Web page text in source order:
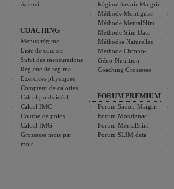
Accueil
COACHING
Menus régime
Liste de courses
Suivi des mensurations
Réglette de régime
Exercices physiques
Compteur de calories
Calcul poids idéal
Calcul IMC
Courbe de poids
Calcul IMG
Grossesse mois par
mois
Régime Savoir Maigrir
Méthode Montignac
Méthode MentalSlim
Méthode Slim Data
Méthodes Naturelles
Méthode Chrono-
Géno-Nutrition
Coaching Grossesse
FORUM PREMIUM
Forum Savoir Maigrir
Forum Montignac
Forum MentalSlim
Forum SLIM data